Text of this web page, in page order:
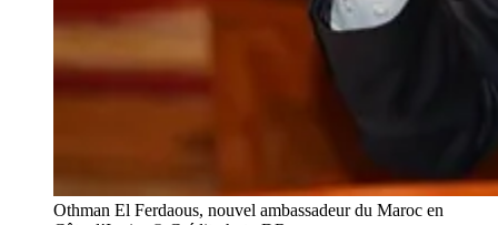
Othman El Ferdaous, nouvel ambassadeur du Maroc en